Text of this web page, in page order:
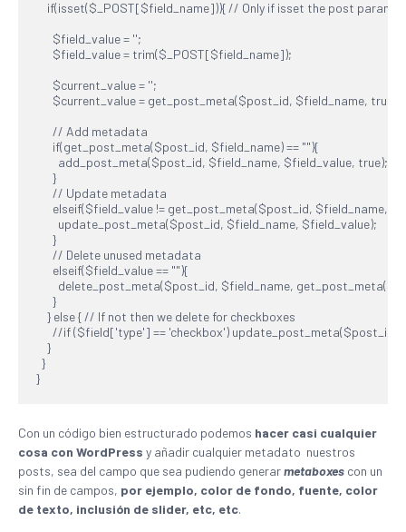
if(isset($_POST[$field_name])){ // Only if isset the post
      $field_value = '';
      $field_value = trim($_POST[$field_name]);
      $current_value = '';
      $current_value = get_post_meta($post_id, $field_name, true);
      // Add metadata
      if(get_post_meta($post_id, $field_name) == ""){
        add_post_meta($post_id, $field_name, $field_value, true);
      }
      // Update metadata
elseif($field_value != get_post_meta($post_id, $field_name,
        update_post_meta($post_id, $field_name, $field_value);
      }
      // Delete unused metadata
      elseif($field_value == ""){
delete_post_meta($post_id, $field_name,
      }
    } else { // If not then we delete for checkboxes
//if ($field['type'] == 'checkbox') update_post_meta($post_id,
    }
  }
}
Con un código bien estructurado podemos hacer casi cualquier
cosa con WordPress y añadir cualquier metadato nuestros
posts, sea del campo que sea pudiendo generarmetaboxes con un
sin fin de campos, por ejemplo, color de fondo, fuente, color
de texto, inclusión de slider, etc, etc.